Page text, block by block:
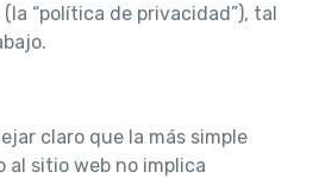
“política de privacidad”), tal
claro que la más simple
al sitio web no implica